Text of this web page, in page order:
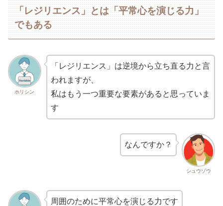
「レジリエンス」とは「平常心を演じる力」
でもある
ホリシン
「レジリエンス」は逆境から立ち直る力と言
われますが、
私はもう一つ重要な要素があると思っていま
す
シュウゾウ
なんですか？
周囲のために平常心を演じる力です